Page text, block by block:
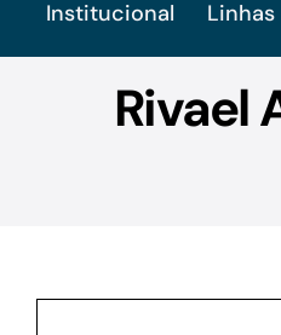
Institucional
Rivael